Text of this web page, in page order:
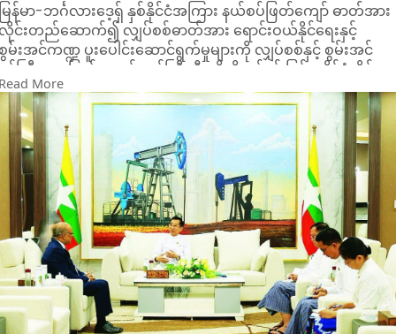
ြန်မာ-ဘင်္ဂလားဒေ့ရှ် နှစ်နိုင်ငံအကြား နယ်စပ်ဖြတ်ကျော် ဓာတ်အား
င်းတည်ဆောက်၍ လျှပ်စစ်ဓာတ်အား ရောင်းဝယ်နိုင်ရေးနှင့်
မ်းအင်ကဏ္ဍ ပူးပေါင်းဆောင်ရွက်မှုများကို လျှပ်စစ်နှင့် စွမ်းအင်
န်ကြီးဌာန ပြည်ထောင်စုဝန်ကြီး ဦးကိုကိုလွင်နှင့် မြန်မာနိုင်ငံဆိုင်ရာ
င်္ဂလားဒေ့ရှ်သံအမတ်ကြီး H.E. Dr. Md. Monwar Hossain တို့က
လိုင် ၁၀ ရက်တွင် တွေ့ဆုံဆွေးနွေးခဲ့ကြကြောင်း သိရသည်။
ေ့ဆုံဆွေးနွေးရာတွင် တရုတ်-မြန်မာ-ဘင်္ဂလားဒေ့ရှ် သုံးနိုင်ငံ
ကြား နယ်စပ်ဖြတ်ကျော် ဓာတ်အားလိုင်းတည်ဆောက်၍
ျှပ်စစ်ဓာတ်အား ကုန်သွယ်နိုင်ရေးဆိုင်ရာ ကိစ္စရပ်များကို အဓိက
ား ဆွေးနွေးခဲ့ကြသည်။
ပြင် ပင်လယ်ကွေ့ဒေသ ပဋိပက္ခများကြောင့် ဖြစ်ပေါ်နေသည့်
မ်းအင်ကဏ္ဍဆိုင်ရာ အခက်အခဲများကို ပူးပေါင်းဖြေရှင်းနိုင်ရေး၊
ြန်မာနှင့် ဘင်္ဂလားဒေ့ရှ် နှစ်နိုင်ငံသည် ရေပြင်နှင့် မြေပြင်နယ်နိမိတ်
ျင်း ထိစပ်နေသည့် အိမ်နီးချင်းနိုင်ငံများဖြစ်သဖြင့် စွမ်းအင်
န်သွယ်မှုကဏ္ဍတွင် အခွင့်အလမ်းကောင်းများကို အပြန်အလှန်
သုံးချ၍ ပူးပေါင်းဆောင်ရွက်နိုင်ရေးဆိုင်ရာ ကိစ္စရပ်များကိုလည်း
ေးနွေးခဲ့ကြကြောင်း သိရသည်။
More